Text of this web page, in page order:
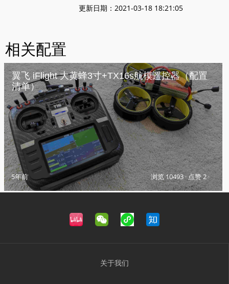
更新日期：2021-03-18 18:21:05
相关配置
翼飞 iFlight 大黄蜂3寸+TX16s航模遥控器（配置
清单）
5年前 浏览 10493· 点赞 2·
关于我们